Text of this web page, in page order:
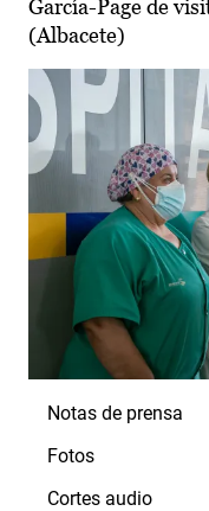
García-Page de
(Albacete)
Notas de prensa
Fotos
Cortes audio